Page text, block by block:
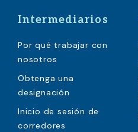
Intermediarios
Por qué trabajar con
nosotros
Obtenga una
designación
Inicio de sesión de
corredores